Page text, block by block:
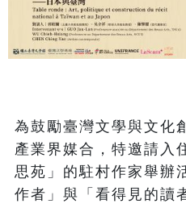
為鼓勵臺灣文學與文化
產業界媒合，特邀請入
思苑」的駐村作家舉辦
作者」與「看得見的讀